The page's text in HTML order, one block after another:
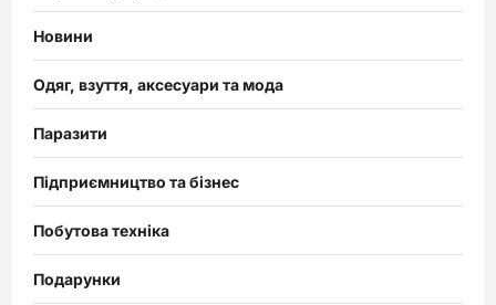
Новини
Одяг, взуття, аксесуари та мода
Паразити
Підприємництво та бізнес
Побутова техніка
Подарунки